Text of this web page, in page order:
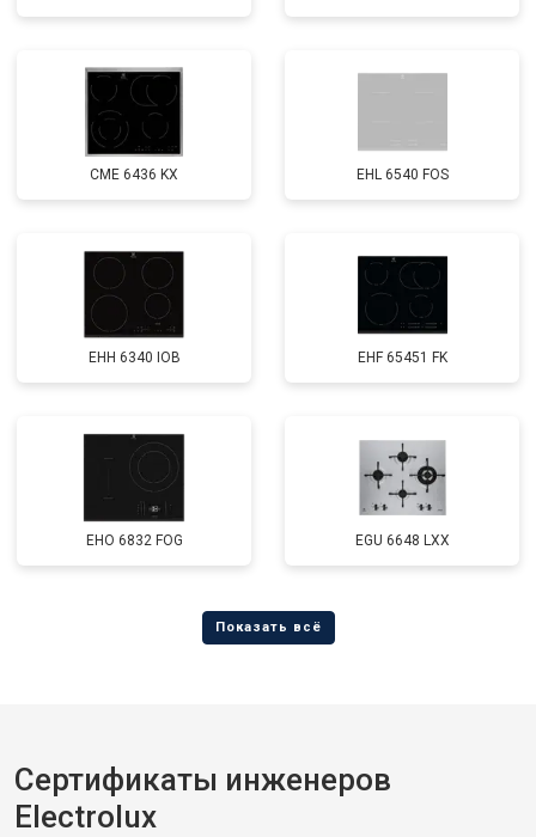
CME 6436 KX EHL 6540 FOS
EHH 6340 IOB EHF 65451 FK
EHO 6832 FOG EGU 6648 LXX
Сертификаты инженеров
Electrolux